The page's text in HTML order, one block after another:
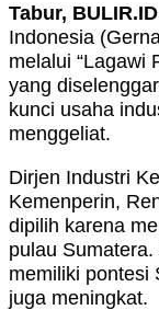
Tabur, BULIR.ID
Indonesia
melalui “Lagawi
yang
kunci usaha
menggeliat.
Dirjen Industri
Kemenperin,
dipilih karena
pulau
memiliki pontesi
juga meningkat.